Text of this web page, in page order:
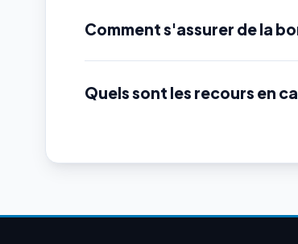
Comment s'assurer de la
Quels sont les recours en